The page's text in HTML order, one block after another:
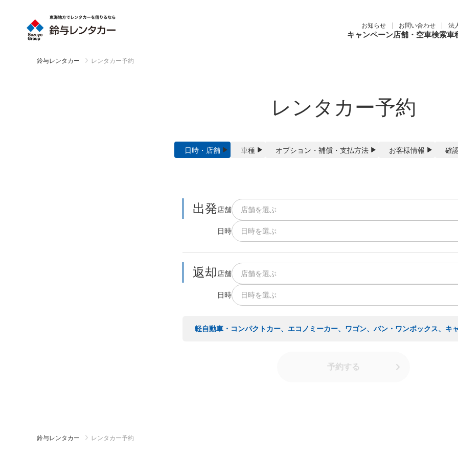
キャンペーン店舗・空車検索車
お知らせ お問い合わせ 法
鈴与レンタカー レンタカー予約
レンタカー予約
日時・店舗 車種 オプション ・ 補償 ・ 支払方法 お客様情報 確
出発店舗 店舗を選ぶ
日時 日時を選ぶ
返却 店舗 店舗を選ぶ
日時 日時を選ぶ
軽自動車・コンパクトカー、エコノミーカー、ワゴン、バン・ワンボックス、キ
予約する
鈴与レンタカー レンタカー予約